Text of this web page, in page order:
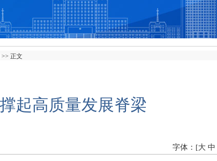
>> 正文
起高质量发展脊梁
字体：[大 中